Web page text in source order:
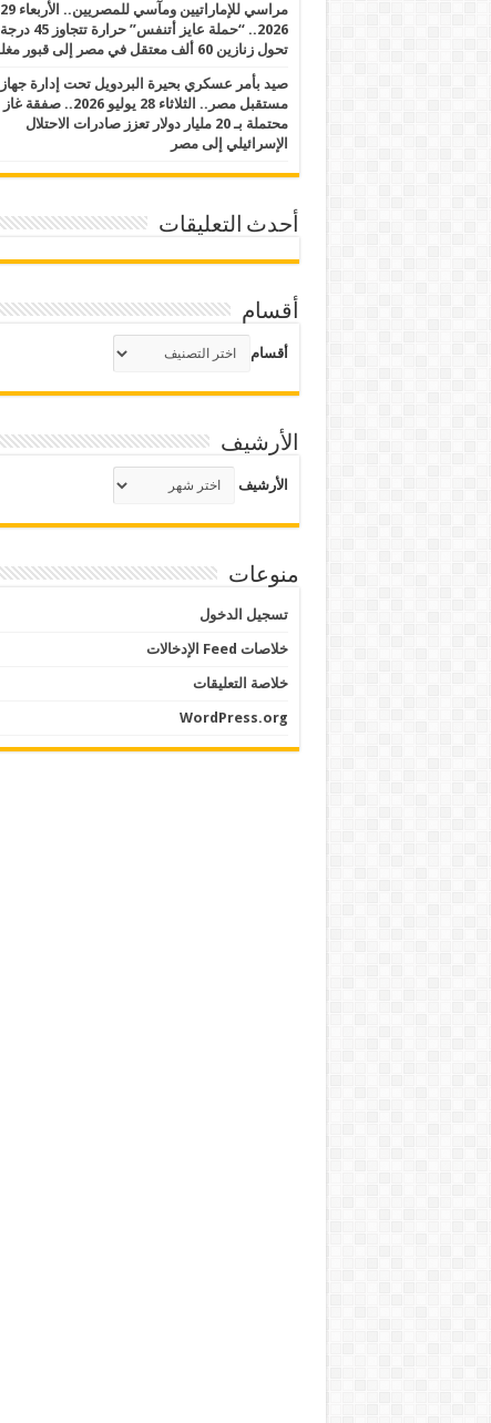
2026.. “حملة عايز أتنفس” حرارة تتجاوز 45 درجة
تحول زنازين 60 ألف معتقل في مصر إلى قبور مغلقة
صيد بأمر عسكري بحيرة البردويل تحت إدارة جهاز
مستقبل مصر.. الثلاثاء 28 يوليو 2026.. صفقة غاز
محتملة بـ 20 مليار دولار تعزز صادرات الاحتلال
الإسرائيلي إلى مصر
أحدث التعليقات
أقسام
أقسام
الأرشيف
الأرشيف
منوعات
تسجيل الدخول
خلاصات Feed الإدخالات
خلاصة التعليقات
WordPress.org